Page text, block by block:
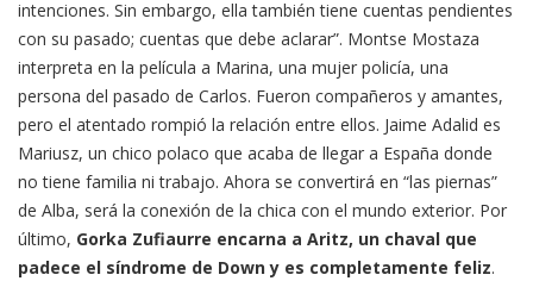
intenciones. Sin embargo, ella también tiene cuentas pendientes
con su pasado; cuentas que debe aclarar”. Montse Mostaza
interpreta en la película a Marina, una mujer policía, una
persona del pasado de Carlos. Fueron compañeros y amantes,
pero el atentado rompió la relación entre ellos. Jaime Adalid es
Mariusz, un chico polaco que acaba de llegar a España donde
no tiene familia ni trabajo. Ahora se convertirá en “las piernas”
de Alba, será la conexión de la chica con el mundo exterior. Por
último, Gorka Zufiaurre encarna a Aritz, un chaval que
padece el síndrome de Down y es completamente feliz.